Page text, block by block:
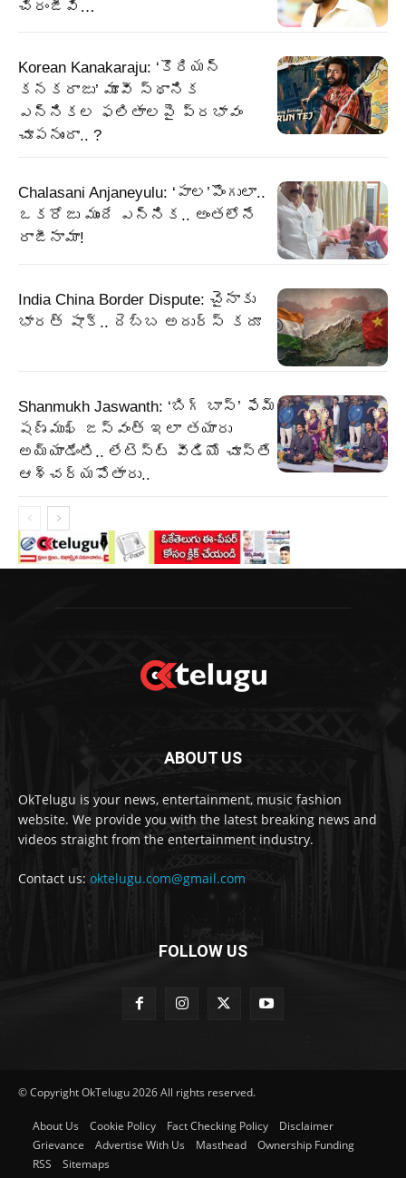
చిరంజీవి…
Korean Kanakaraju: ‘కొరియన్
కనకరాజు’ మూవీ స్థానిక
ఎన్నికల ఫలితాలపై ప్రభావం
చూపనుందా.. ?
Chalasani Anjaneyulu: ‘పాల’పొంగులా..
ఒకరోజు ముందే ఎన్నిక.. అంతలోనే
రాజీనామా!
India China Border Dispute: చైనాకు
భారత్ షాక్‌.. దెబ్బ అదుర్స్ కదూ
Shanmukh Jaswanth: ‘బిగ్ బాస్’ ఫేమ్
షణ్ముఖ్ జస్వంత్ ఇలా తయారు
అయ్యాడేంటి.. లేటెస్ట్ వీడియో చూస్తే
ఆశ్చర్యపోతారు..
ABOUT US
OkTelugu is your news, entertainment, music fashion
website. We provide you with the latest breaking news and
videos straight from the entertainment industry.
Contact us: oktelugu.com@gmail.com
FOLLOW US
© Copyright OkTelugu 2026 All rights reserved.
About Us Cookie Policy Fact Checking Policy
Disclaimer
Grievance
Advertise With Us Masthead
Ownership Funding
RSS
Sitemaps